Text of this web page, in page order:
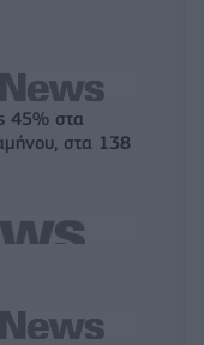
45% στα
στα 138